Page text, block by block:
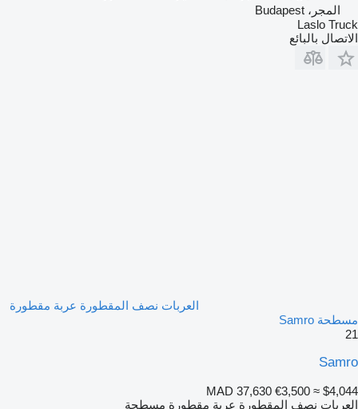
المجر، Budapest
Laslo Truck
الاتصال بالبائع
العربات نصف المقطورة عربة مقطورة
مسطحة Samro
21
Samro
MAD 37,630 €3,500 ≈ $4,044
العربات نصف المقطورة عربة مقطورة مسطحة